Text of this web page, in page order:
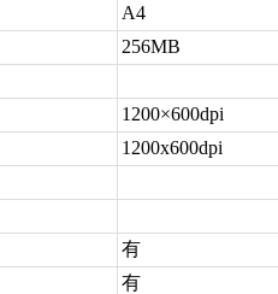
A4
256MB
1200×600dpi
1200x600dpi
有
有